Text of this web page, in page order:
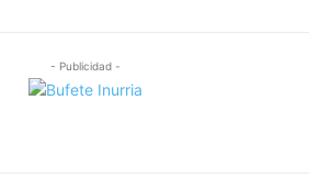
- Publicidad -